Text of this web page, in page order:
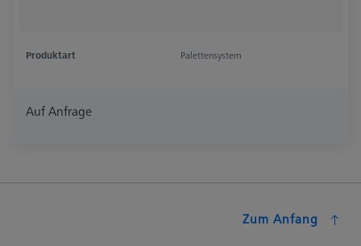
Produktart Palettensystem
Auf Anfrage
Zum Anfang